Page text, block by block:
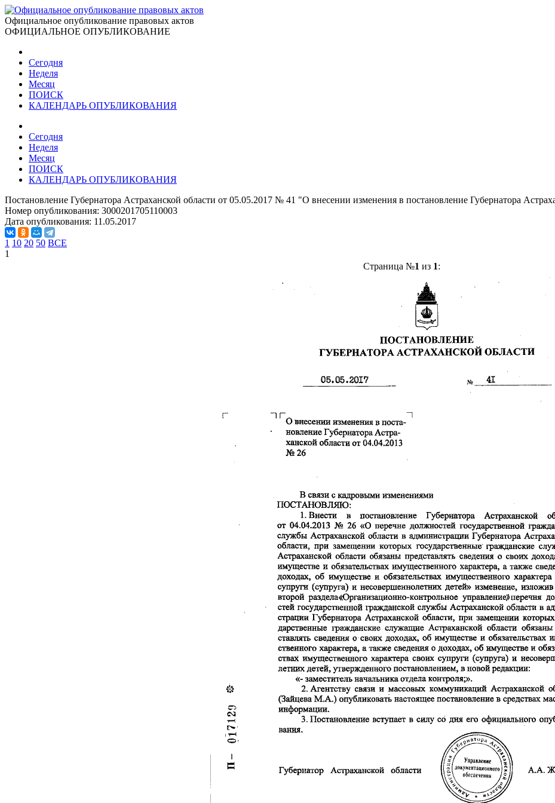
Официальное опубликование правовых актов
ОФИЦИАЛЬНОЕ ОПУБЛИКОВАНИЕ
Сегодня
Неделя
Месяц
ПОИСК
КАЛЕНДАРЬ ОПУБЛИКОВАНИЯ
Сегодня
Неделя
Месяц
ПОИСК
КАЛЕНДАРЬ ОПУБЛИКОВАНИЯ
Постановление Губернатора Астраханской области от 05.05.2017 № 41 "О внесении изменения в постановление Губернатора
Номер опубликования: 3000201705110003
Дата опубликования: 11.05.2017
1 10 20 50 ВСЕ
1
Страница №1 из 1: